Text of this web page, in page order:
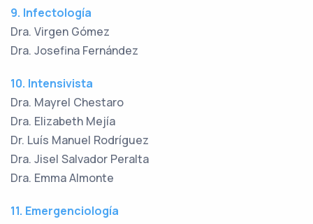
9. Infectología
Dra. Virgen Gómez
Dra. Josefina Fernández
10. Intensivista
Dra. Mayrel Chestaro
Dra. Elizabeth Mejía
Dr. Luís Manuel Rodríguez
Dra. Jisel Salvador Peralta
Dra. Emma Almonte
11. Emergenciología